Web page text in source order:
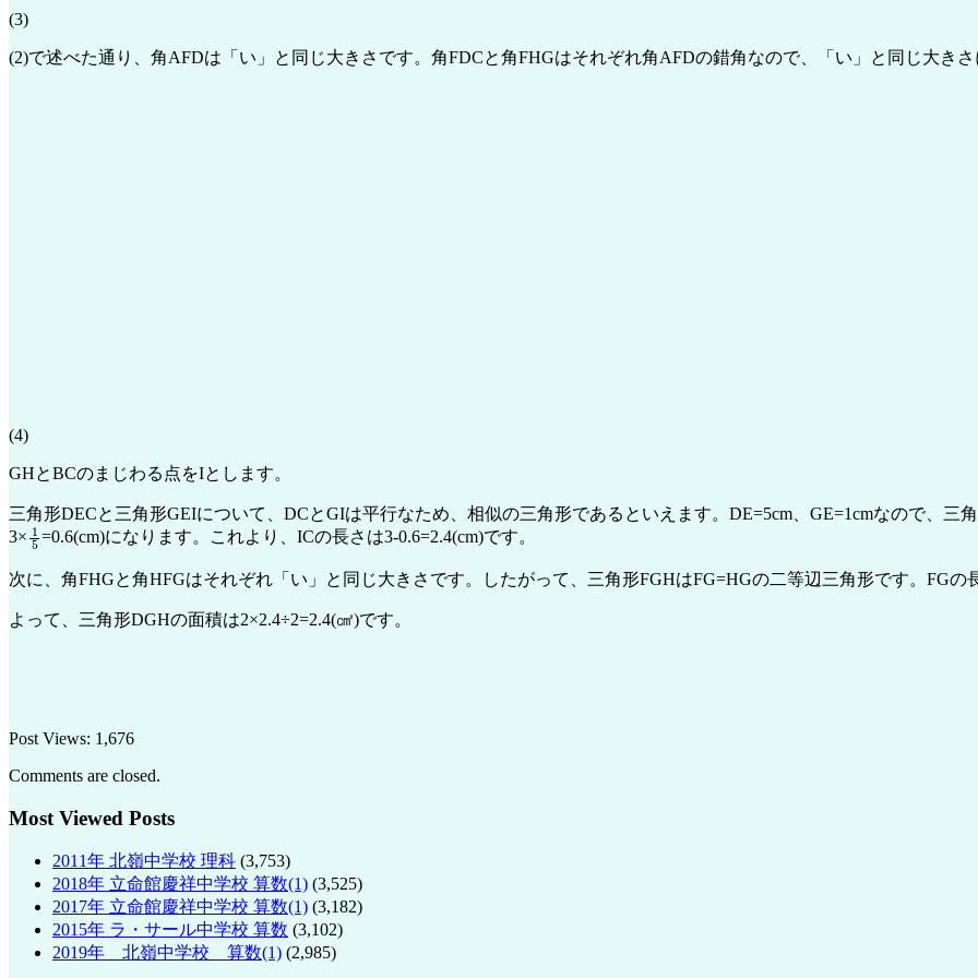
(3)
(2)で述べた通り、角AFDは「い」と同じ大きさです。角FDCと角FHGはそれぞれ角AFDの錯角なので、「い」と同じ大きさ
(4)
GHとBCのまじわる点をIとします。
三角形DECと三角形GEIについて、DCとGIは平行なため、相似の三角形であるといえます。DE=5cm、GE=1cmなので、三
3×15=0.6(cm)になります。これより、ICの長さは3-0.6=2.4(cm)です。
次に、角FHGと角HFGはそれぞれ「い」と同じ大きさです。したがって、三角形FGHはFG=HGの二等辺三角形です。FGの
よって、三角形DGHの面積は2×2.4÷2=2.4(㎠)です。
Post Views: 1,676
Comments are closed.
Most Viewed Posts
2011年 北嶺中学校 理科 (3,753)
2018年 立命館慶祥中学校 算数(1) (3,525)
2017年 立命館慶祥中学校 算数(1) (3,182)
2015年 ラ・サール中学校 算数 (3,102)
2019年 北嶺中学校 算数(1) (2,985)